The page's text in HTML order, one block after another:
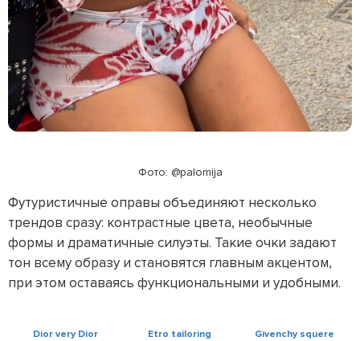
Фото: @palomija
Футуристичные оправы объединяют несколько
трендов сразу: контрастные цвета, необычные
формы и драматичные силуэты. Такие очки задают
тон всему образу и становятся главным акцентом,
при этом оставаясь функциональными и удобными.
Dior very Dior
Etro tailoring
Givenchy squere